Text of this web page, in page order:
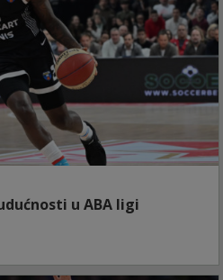
u ABA ligi